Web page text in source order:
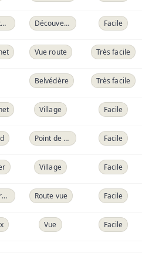
Saint-Antonin Découverte Facile
Vue route Très facile
Belvédère Très facile
Village Facile
Point de vue Facile
Village Facile
Vauvenargues Route vue Facile
Vue Facile